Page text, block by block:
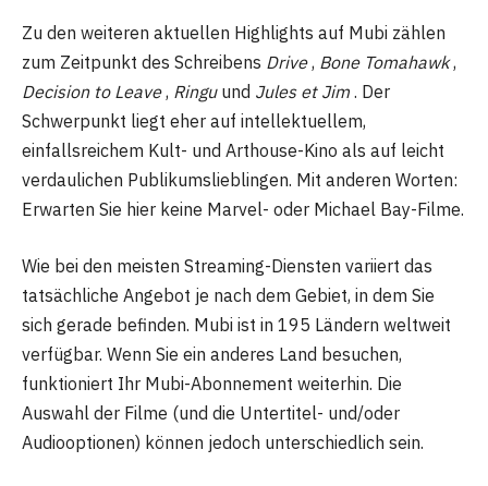
Zu den weiteren aktuellen Highlights auf Mubi zählen
zum Zeitpunkt des Schreibens Drive, Bone Tomahawk,
Decision to Leave, Ringuund Jules et Jim . Der
Schwerpunkt liegt eher auf intellektuellem,
einfallsreichem Kult- und Arthouse-Kino als auf leicht
verdaulichen Publikumslieblingen. Mit anderen Worten:
Erwarten Sie hier keine Marvel- oder Michael Bay-Filme.
Wie bei den meisten Streaming-Diensten variiert das
tatsächliche Angebot je nach dem Gebiet, in dem Sie
sich gerade befinden. Mubi ist in 195 Ländern weltweit
verfügbar. Wenn Sie ein anderes Land besuchen,
funktioniert Ihr Mubi-Abonnement weiterhin. Die
Auswahl der Filme (und die Untertitel- und/oder
Audiooptionen) können jedoch unterschiedlich sein.